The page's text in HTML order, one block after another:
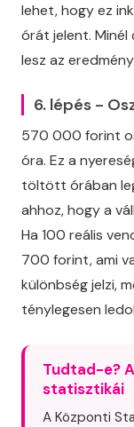
lehet, hogy ez
órát jelent.
lesz az eredmény.
6. lépés -
570 000 forint
óra. Ez a
töltött órában
ahhoz, hogy a
Ha 100 reális
700 forint, ami
különbség jelzi,
ténylegesen
Tudtad-e?
statisztikái
A Központi